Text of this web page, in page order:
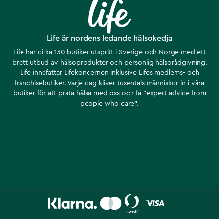
Life är nordens ledande hälsokedja
Life har cirka 130 butiker utspritt i Sverige och Norge med ett
brett utbud av hälsoprodukter och personlig hälsorådgivning.
Life innefattar Lifekoncernen inklusive Lifes medlems- och
franchisebutiker. Varje dag kliver tusentals människor in i våra
butiker för att prata hälsa med oss och få ”expert advice from
people who care”.